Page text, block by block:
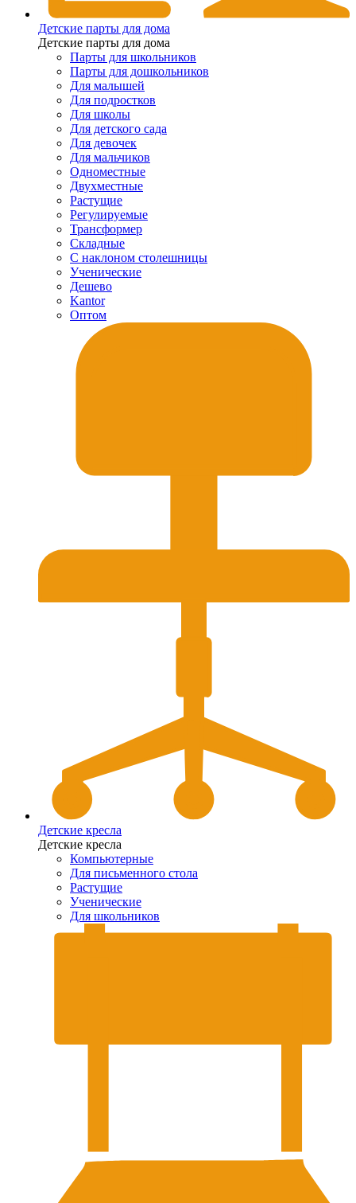
Детские парты для дома
Детские парты для дома
Парты для школьников
Парты для дошкольников
Для малышей
Для подростков
Для школы
Для детского сада
Для девочек
Для мальчиков
Одноместные
Двухместные
Растущие
Регулируемые
Трансформер
Складные
С наклоном столешницы
Ученические
Дешево
Kantor
Оптом
Детские кресла
Детские кресла
Компьютерные
Для письменного стола
Растущие
Ученические
Для школьников